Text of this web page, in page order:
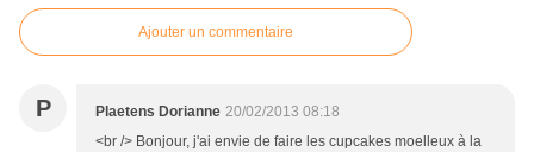
Ajouter un commentaire
P Plaetens Dorianne 20/02/2013 08:18
<br /> Bonjour, j'ai envie de faire les cupcakes moelleux à la